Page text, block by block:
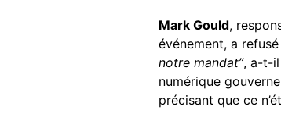
Mark Gould,
événement, a
notre mandat”, a-t-il
numérique
précisant que ce